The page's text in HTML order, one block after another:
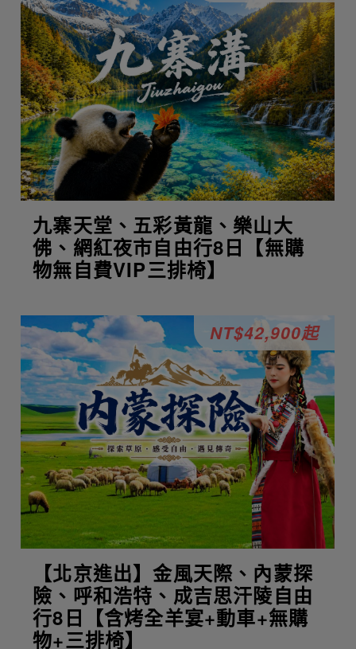
九寨天堂、五彩黃龍、樂山大
佛、網紅夜市自由行8日【無購
物無自費VIP三排椅】
【北京進出】金風天際、內蒙探
險、呼和浩特、成吉思汗陵自由
行8日【含烤全羊宴+動車+無購
物+三排椅】
NT$42,900起